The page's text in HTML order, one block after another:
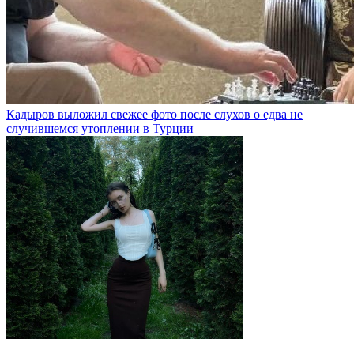
Кадыров выложил свежее фото после слухов о едва не
случившемся утоплении в Турции